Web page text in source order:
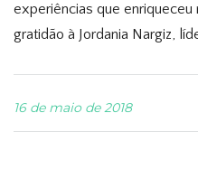
experiências que
gratidão à Jordania Nargiz,
16 de maio de 2018